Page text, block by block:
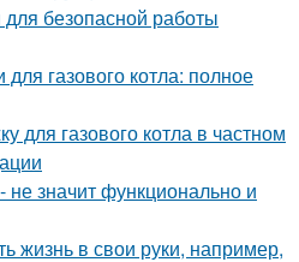
безопасной работы
газового котла: полное
для газового котла в частном
не значит функционально и
жизнь в свои руки, например,